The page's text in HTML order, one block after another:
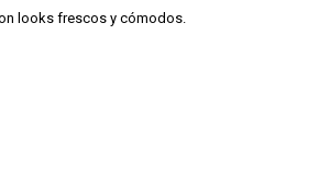
looks frescos y cómodos.